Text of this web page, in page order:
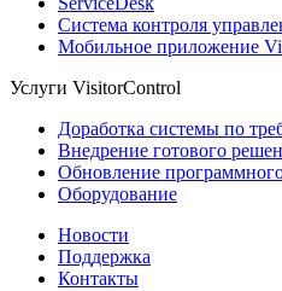
Система контроля
Мобильное приложение
Услуги VisitorControl
Доработка системы по
Внедрение готового
Обновление
Оборудование
Новости
Поддержка
Контакты